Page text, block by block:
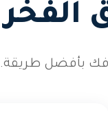
الفخر
بأفضل طريقة.